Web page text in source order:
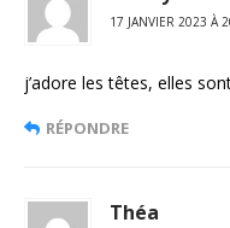
17 JANVIER 2023 À
j’adore les têtes, elles
RÉPONDRE
Théa